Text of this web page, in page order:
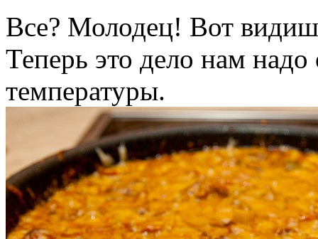
Все? Молодец! Вот
Теперь это дело нам
температуры.